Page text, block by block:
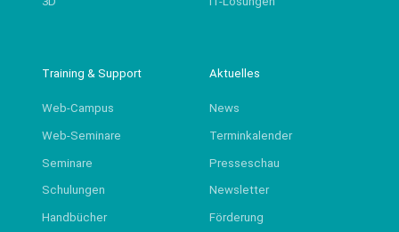
Training & Support
Web-Campus
Web-Seminare
Seminare
Schulungen
Handbücher
Aktuelles
News
Terminkalender
Presseschau
Newsletter
Förderung